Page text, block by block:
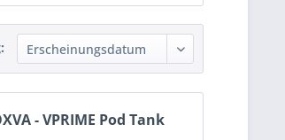
- VPRIME Pod Tank